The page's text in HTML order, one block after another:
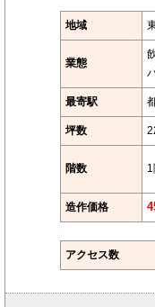
地域
業態
最寄駅
坪数
階数
造作価格
アクセス数